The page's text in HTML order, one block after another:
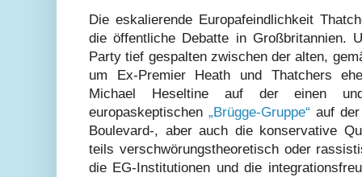
Die eskalierende Europafeindlichkeit
die öffentliche Debatte in Großbritannien.
Party tief gespalten zwischen der alten,
um Ex-Premier Heath und Thatchers
Michael Heseltine auf der einen
europaskeptischen „Brügge-Gruppe“ auf
Boulevard-, aber auch die konservative
teils verschwörungstheoretisch oder
die EG-Institutionen und die